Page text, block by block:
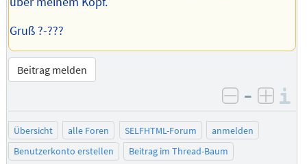
Gruß ?-???
Beitrag melden
negativ
–
Übersicht alle Foren SELFHTML-Forum
anmelden
Benutzerkonto erstellen
Beitrag im Thread-Baum